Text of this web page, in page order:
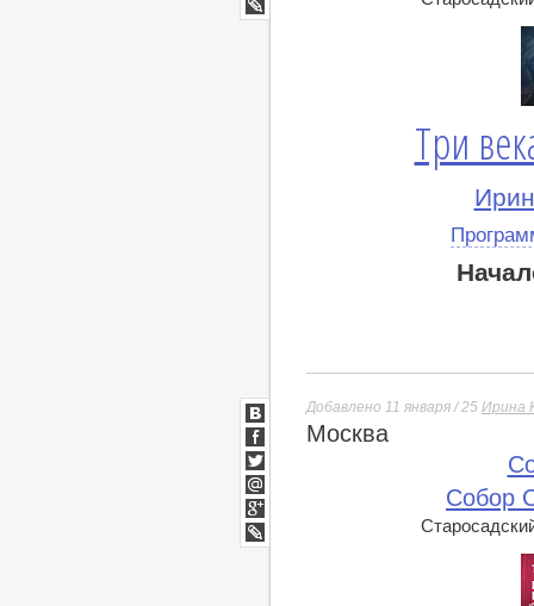
Три
lj
Добавлено 11 января / 25 Ирина
Москва
Собор
ВКонтакте
Facebook
Twitter
Мой
Мир
Google+
lj